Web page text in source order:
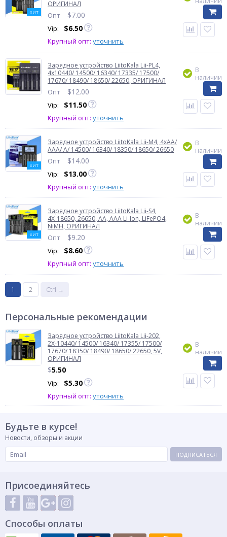
ХИТ
ОРИГИНАЛ
Опт $7.00
Vip: $6.50
Крупный опт: уточнить
Зарядное устройство LiitoKala Lii-PL4,
4x10440/ 14500/ 16340/ 17335/ 17500/
17670/ 18490/ 18650/ 22650, ОРИГИНАЛ
Опт $12.00
Vip: $11.50
Крупный опт: уточнить
В
наличии
ХИТ
Зарядное устройство LiitoKala Lii-M4, 4хАА/
ААА/ A/ 14500/ 16340/ 18350/ 18650/ 26650
Опт $14.00
Vip: $13.00
Крупный опт: уточнить
В
наличии
ХИТ
Зарядное устройство LiitoKala Lii-S4,
4Х-18650, 26650, АА, ААА Li-Ion, LiFePO4,
NiMH, ОРИГИНАЛ
Опт $9.20
Vip: $8.60
Крупный опт: уточнить
В
наличии
1 2 Ctrl →
Персональные рекомендации
Зарядное устройство LiitoKala Lii-202,
2Х-10440/ 14500/ 16340/ 17355/ 17500/
17670/ 18350/ 18490/ 18650/ 22650, 5V,
ОРИГИНАЛ
$5.50
Vip: $5.30
Крупный опт: уточнить
В
наличии
Будьте в курсе!
Новости, обзоры и акции
ПОДПИСАТЬСЯ
Присоединяйтесь
Способы оплаты